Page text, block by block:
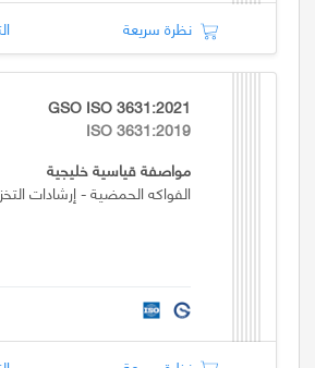
نظرة سريعة
GSO ISO 3631:2021
ISO 3631:2019
مواصفة قياسية خليجية
الفواكه الحمضية - إرشادات